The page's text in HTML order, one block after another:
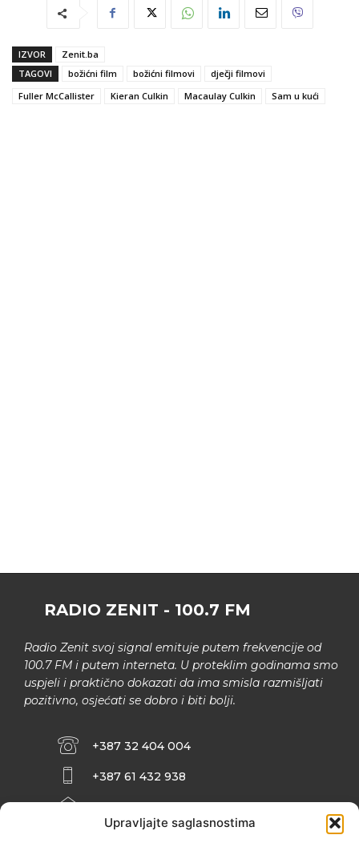
Upravljajte saglasnostima
IZVOR
Zenit.ba
TAGOVI
božićni film božićni filmovi
dječji filmovi
Fuller McCallister
Kieran Culkin Macaulay Culkin Sam u kući
RADIO ZENIT - 100.7 FM
Radio Zenit svoj signal emituje putem frekvencije od
100.7 FM i putem interneta. U proteklim godinama smo
uspjeli i praktično dokazati da ima smisla razmišljati
pozitivno, osjećati se dobro i biti bolji.
+387 32 404 004
+387 61 432 938
INFO@ZENIT.BA